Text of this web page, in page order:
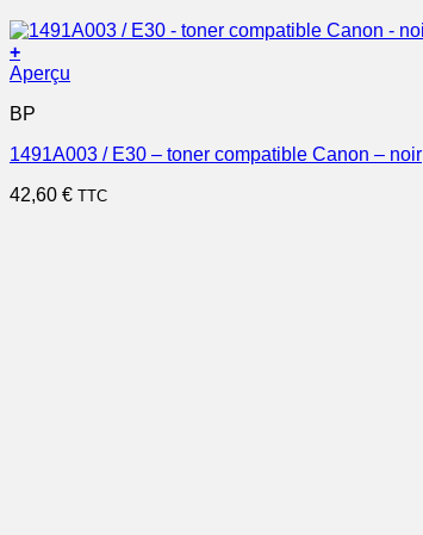
+
Aperçu
BP
1491A003 / E30 – toner compatible Canon – noir
42,60 € TTC